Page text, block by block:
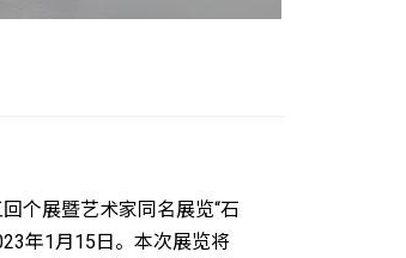
个展暨艺术家同名展览“石
年1月15日。本次展览将